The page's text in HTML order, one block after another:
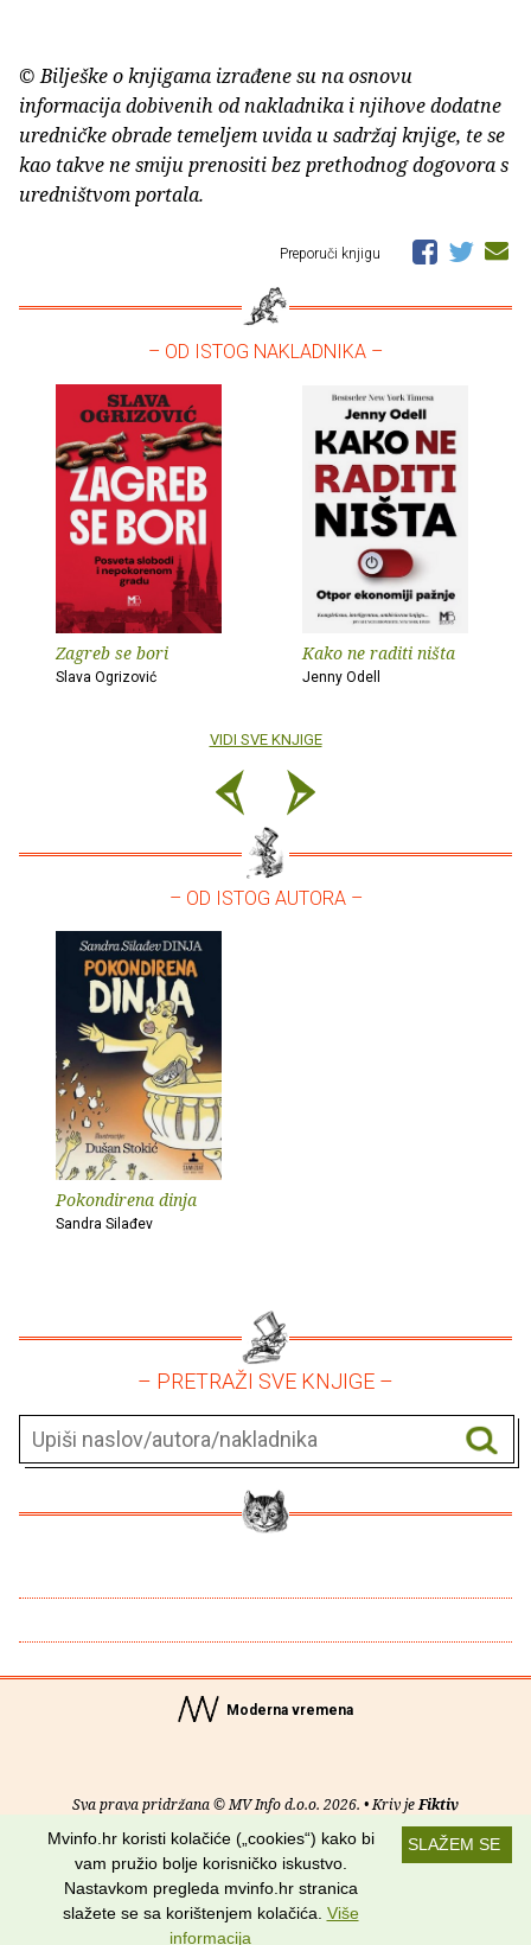
© Bilješke o knjigama izrađene su na osnovu
informacija dobivenih od nakladnika i njihove dodatne
uredničke obrade temeljem uvida u sadržaj knjige, te se
kao takve ne smiju prenositi bez prethodnog dogovora s
uredništvom portala.
Preporuči knjigu
– OD ISTOG NAKLADNIKA –
Zagreb se bori
Slava Ogrizović
Kako ne raditi ništa
Jenny Odell
VIDI SVE KNJIGE
– OD ISTOG AUTORA –
Pokondirena dinja
Sandra Silađev
– PRETRAŽI SVE KNJIGE –
Moderna vremena
Sva prava pridržana © MV Info d.o.o. 2026. • Kriv jeFiktiv
O nama• Pomoć• Uvjeti korištenja•RSS kanali
Potraži nas na:
SLAŽEM SE
Mvinfo.hr koristi kolačiće („cookies“) kako bi
vam pružio bolje korisničko iskustvo.
Nastavkom pregleda mvinfo.hr stranica
slažete se sa korištenjem kolačića. Više
informacija